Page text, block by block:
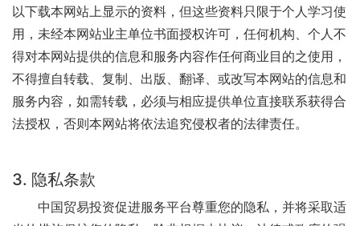
以下载本网站上显示的资料，但这些资料只限于个人学习使
用，未经本网站业主单位书面授权许可，任何机构、个人不
得对本网站提供的信息和服务内容作任何商业目的之使用，
不得擅自转载、复制、出版、翻译、或改写本网站的信息和
服务内容，如需转载，必须与相应提供单位直接联系获得合
法授权，否则本网站将依法追究侵权者的法律责任。
3. 隐私条款
中国贸易投资促进服务平台尊重您的隐私，并将采取适